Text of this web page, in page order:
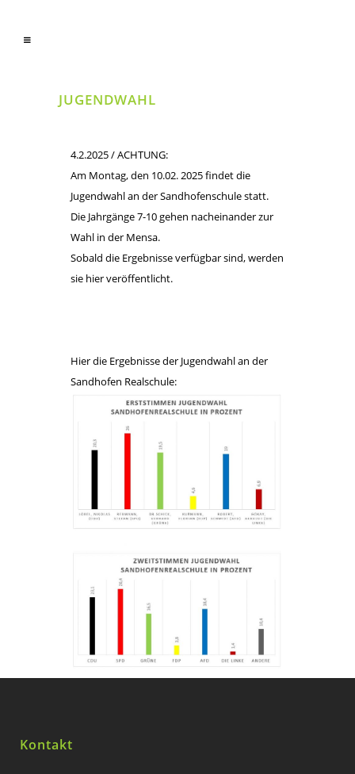
JUGENDWAHL
4.2.2025 / ACHTUNG:
Am Montag, den 10.02. 2025 findet die
Jugendwahl an der Sandhofenschule statt.
Die Jahrgänge 7-10 gehen nacheinander zur
Wahl in der Mensa.
Sobald die Ergebnisse verfügbar sind, werden
sie hier veröffentlicht.
Hier die Ergebnisse der Jugendwahl an der
Sandhofen Realschule:
Kontakt